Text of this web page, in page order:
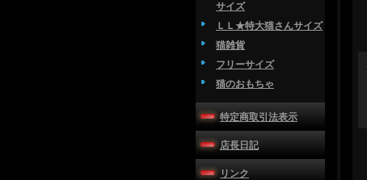
サイズ
ＬＬ★特大猫さんサイズ
猫雑貨
フリーサイズ
猫のおもちゃ
特定商取引法表示
店長日記
リンク